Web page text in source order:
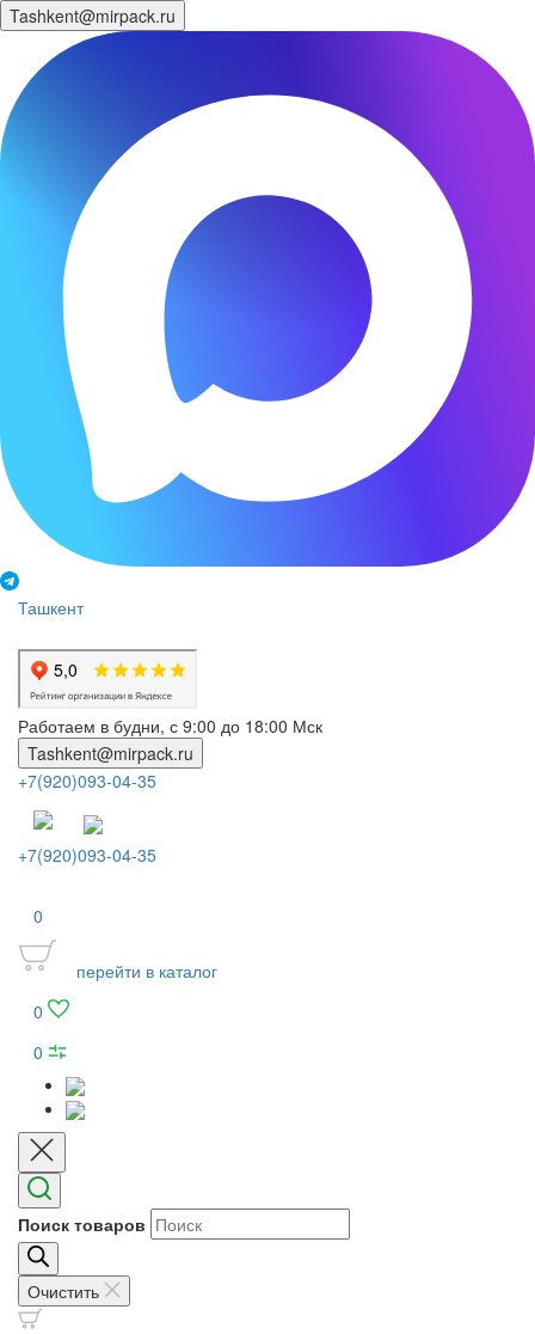
Tashkent@mirpack.ru
Ташкент
Работаем в будни, с 9:00 до 18:00 Мск
Tashkent@mirpack.ru
+7(920)093-04-35
+7(920)093-04-35
0
перейти в каталог
0
0
Поиск товаров
Очистить